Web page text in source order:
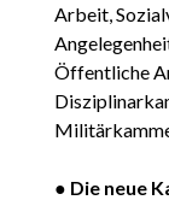
Arbeit,
Öffentliche
● Die neue